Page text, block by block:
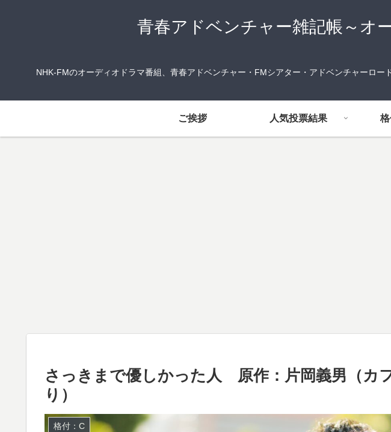
青春アドベンチャー雑記帳～オ
NHK-FMのオーディオドラマ番組、青春アドベンチャー・FMシアター・アドベンチャーロ
ご挨拶 人気投票結果
さっきまで優しかった人 原作：片岡義男（カ
り）
格付：C